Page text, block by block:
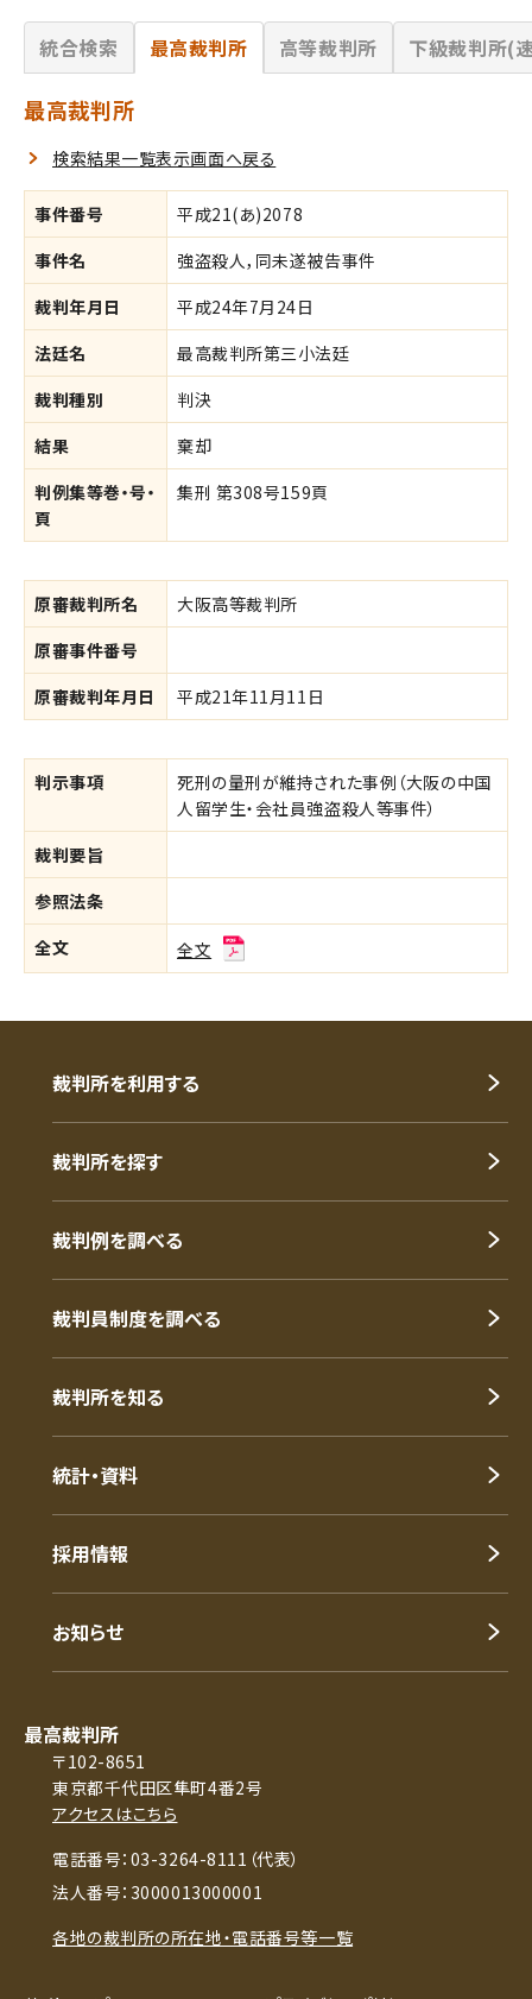
統合検索 最高裁判所 高等裁判所 下級裁判所(
最高裁判所
検索結果一覧表示画面へ戻る
事件番号
平成21(あ)2078
事件名
強盗殺人，同未遂被告事件
裁判年月日
平成24年7月24日
法廷名
最高裁判所第三小法廷
裁判種別
判決
結果
棄却
判例集等巻・号・
頁
集刑 第308号159頁
原審裁判所名
大阪高等裁判所
原審事件番号
原審裁判年月日
平成21年11月11日
判示事項
死刑の量刑が維持された事例（大阪の中国
人留学生・会社員強盗殺人等事件）
裁判要旨
参照法条
全文
全文
裁判所を利用する
裁判所を探す
裁判例を調べる
裁判員制度を調べる
裁判所を知る
統計・資料
採用情報
お知らせ
最高裁判所
〒102-8651
東京都千代田区隼町4番2号
アクセスはこちら
電話番号：03-3264-8111（代表）
法人番号：3000013000001
各地の裁判所の所在地・電話番号等一覧